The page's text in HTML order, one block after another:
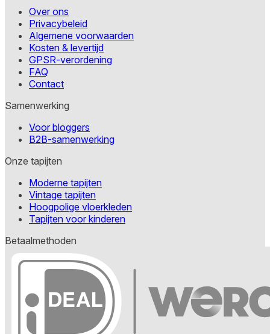
Over ons
Privacybeleid
Algemene voorwaarden
Kosten & levertijd
GPSR-verordening
FAQ
Contact
Samenwerking
Voor bloggers
B2B-samenwerking
Onze tapijten
Moderne tapijten
Vintage tapijten
Hoogpolige vloerkleden
Tapijten voor kinderen
Betaalmethoden